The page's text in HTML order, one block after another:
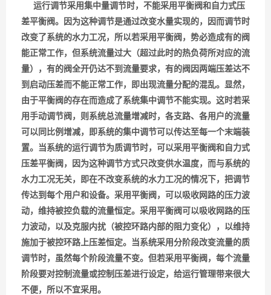
运行调节采用集中量调节时，不能采用平衡阀和自力式压
差平衡阀。因为这种调节是通过改变水量实现的，因而调节时
改变了系统的水力工况，所以若采用平衡阀，势必造成有的阀
能正常工作，但系统流量过大（超过此时的热负荷所对应的流
量），有的阀全开仍达不到流量要求，有的阀因两端压差达不
到启动压差而不能正常工作，即出现流量分配的混乱。显然，
由于平衡阀的存在而造成了系统集中调节不能实现。这时若采
用手动调节阀，则系统总流量增减时，各支路、各用户的流量
可以同比例增减，即系统的集中调节可以传达至每一个末端装
置。当系统的运行调节为质调节时，可以采用平衡阀和自力式
压差平衡阀，因为这种调节方式只改变供水温度，而与系统的
水力工况无关，即在不改变系统的水力工况的情况下，把调节
传达到每个用户和设备。采用平衡阀，可以吸收网路的压力波
动，维持被控负载的流量恒定。采用平衡阀可以吸收网路的压
力波动，以及克服内扰（被控环路内部的阻力变化），以维持
施加于被控环路上压差恒定。当系统采用分阶段改变流量的质
调节时，虽然每个阶段流量不变。但若采用平衡阀，每个流量
阶段要对控制流量或控制压差进行设定，给运行管理带来很大
不便，所以不宜采用。